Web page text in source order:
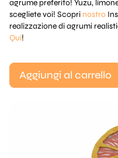
agrume preferito! Yuzu,
scegliete voi! Scopri nostro
realizzazione di agrumi
Qui!
Aggiungi al carrello